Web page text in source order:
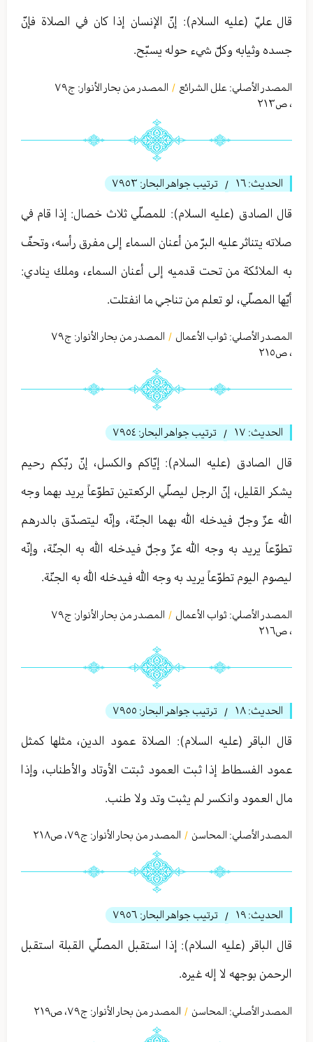
قال عليّ (عليه السلام): إنّ الإنسان إذا كان في الصلاة فإنّ
جسده وثيابه وكلّ شيء حوله يسبّح.
المصدر الأصلي: علل الشرائع / المصدر من بحار الأنوار: ج٧٩
، ص٢١٣
الحديث: ١٦ / ترتيب جواهر البحار: ٧٩٥٣
قال الصادق (عليه السلام): للمصلّي ثلاث خصال: إذا قام في
صلاته يتناثر عليه البرّ من أعنان السماء إلى مفرق رأسه، وتحفّ
به الملائكة من تحت قدميه إلى أعنان السماء، وملك ينادي:
أيّها المصلّي، لو تعلم من تناجي ما انفتلت.
المصدر الأصلي: ثواب الأعمال / المصدر من بحار الأنوار: ج٧٩
، ص٢١٥
الحديث: ١٧ / ترتيب جواهر البحار: ٧٩٥٤
قال الصادق (عليه السلام): إيّاكم والكسل، إنّ ربّكم رحيم
يشكر القليل، إنّ الرجل ليصلّي الركعتين تطوّعاً يريد بهما وجه
الله عزّ وجلّ فيدخله الله بهما الجنّة، وإنّه ليتصدّق بالدرهم
تطوّعاً يريد به وجه الله عزّ وجلّ فيدخله الله به الجنّة، وإنّه
ليصوم اليوم تطوّعاً يريد به وجه الله فيدخله الله به الجنّة.
المصدر الأصلي: ثواب الأعمال / المصدر من بحار الأنوار: ج٧٩
، ص٢١٦
الحديث: ١٨ / ترتيب جواهر البحار: ٧٩٥٥
قال الباقر (عليه السلام): الصلاة عمود الدين، مثلها كمثل
عمود الفسطاط إذا ثبت العمود ثبتت الأوتاد والأطناب، وإذا
مال العمود وانكسر لم يثبت وتد ولا طنب.
المصدر الأصلي: المحاسن / المصدر من بحار الأنوار: ج٧٩، ص٢١٨
الحديث: ١٩ / ترتيب جواهر البحار: ٧٩٥٦
قال الباقر (عليه السلام): إذا استقبل المصلّي القبلة استقبل
الرحمن بوجهه لا إله غيره.
المصدر الأصلي: المحاسن / المصدر من بحار الأنوار: ج٧٩، ص٢١٩